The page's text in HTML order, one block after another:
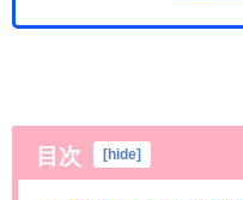
目次 [hide]